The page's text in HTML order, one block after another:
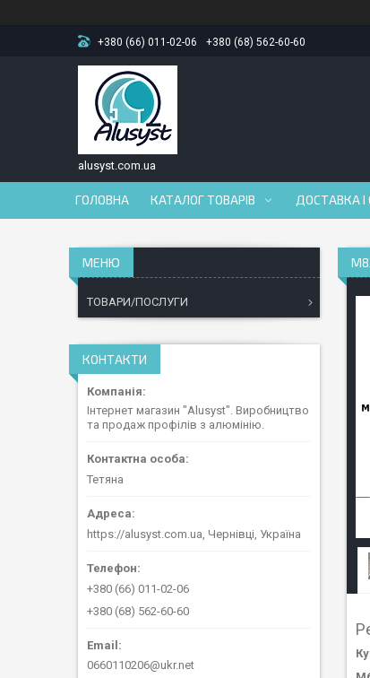
+380 (66) 011-02-06 +380 (68) 562-60-60
alusyst.com.ua
ГОЛОВНА КАТАЛОГ ТОВАРІВ ДОСТАВКА
ТОВАРИ/ПОСЛУГИ
КОНТАКТИ
Інтернет магазин "Alusyst". Виробництво
та продаж профілів з алюмінію.
Тетяна
https://alusyst.com.ua, Чернівці, Україна
+380 (66) 011-02-06
+380 (68) 562-60-60
0660110206@ukr.net